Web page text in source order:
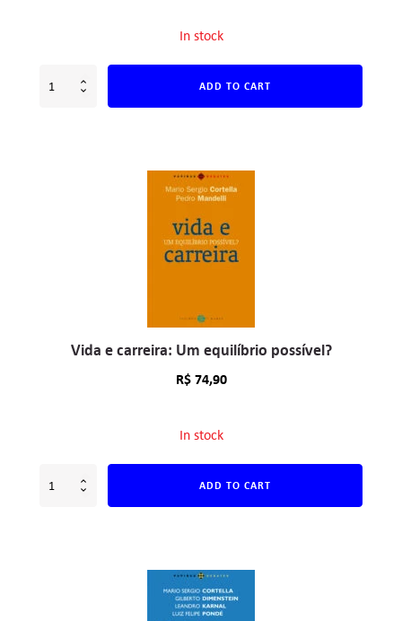
In stock
ADD TO CART
Vida e carreira: Um equilíbrio possível?
R$74,90
In stock
ADD TO CART